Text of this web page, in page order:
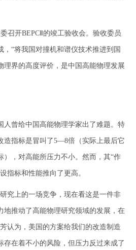
召开BEPCⅡ的竣工验收会。验收委员
，“将我国对撞机和谱仪技术推进到国
理界的高度评价，是中国高能物理发展
人曾给中国高能物理学家出了难题。特
造指标是冒叫了5—8倍（实际上最后它
），对高能所压力不小。然而，其“作
指标和性能推向了更高。
究上的一场竞争，现在看这是一件非
地推动了高能物理研究领域的发展，在
认为，美国的方案给我们的改造制造
存在着不小的风险，但压力反过来成了